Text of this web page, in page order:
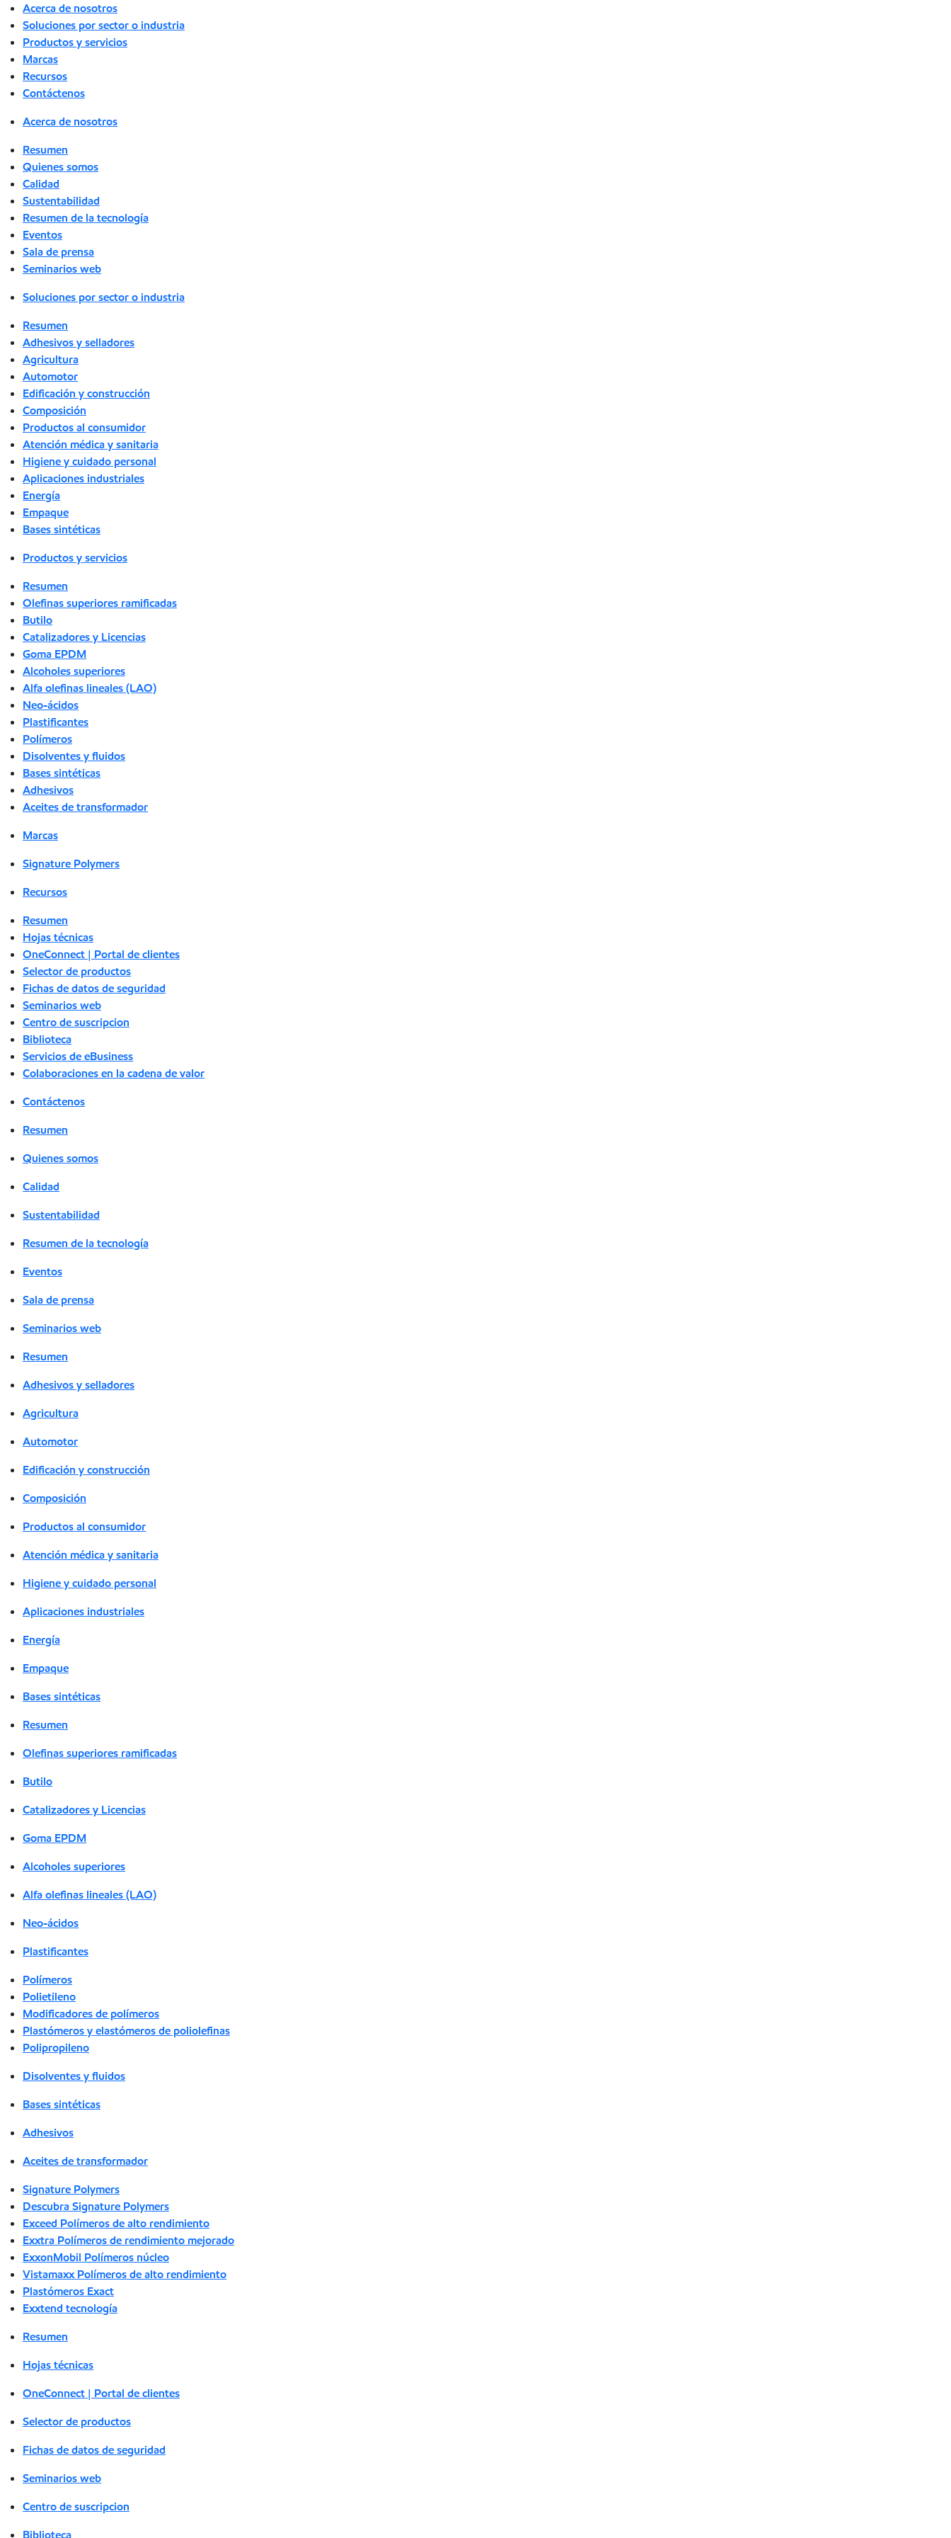
Acerca de nosotros
Soluciones por sector o industria
Productos y servicios
Marcas
Recursos
Contáctenos
Acerca de nosotros
Resumen
Quienes somos
Calidad
Sustentabilidad
Resumen de la tecnología
Eventos
Sala de prensa
Seminarios web
Soluciones por sector o industria
Resumen
Adhesivos y selladores
Agricultura
Automotor
Edificación y construcción
Composición
Productos al consumidor
Atención médica y sanitaria
Higiene y cuidado personal
Aplicaciones industriales
Energía
Empaque
Bases sintéticas
Productos y servicios
Resumen
Olefinas superiores ramificadas
Butilo
Catalizadores y Licencias
Goma EPDM
Alcoholes superiores
Alfa olefinas lineales (LAO)
Neo-ácidos
Plastificantes
Polímeros
Disolventes y fluidos
Bases sintéticas
Adhesivos
Aceites de transformador
Marcas
Signature Polymers
Recursos
Resumen
Hojas técnicas
OneConnect | Portal de clientes
Selector de productos
Fichas de datos de seguridad
Seminarios web
Centro de suscripcion
Biblioteca
Servicios de eBusiness
Colaboraciones en la cadena de valor
Contáctenos
Resumen
Quienes somos
Calidad
Sustentabilidad
Resumen de la tecnología
Eventos
Sala de prensa
Seminarios web
Resumen
Adhesivos y selladores
Agricultura
Automotor
Edificación y construcción
Composición
Productos al consumidor
Atención médica y sanitaria
Higiene y cuidado personal
Aplicaciones industriales
Energía
Empaque
Bases sintéticas
Resumen
Olefinas superiores ramificadas
Butilo
Catalizadores y Licencias
Goma EPDM
Alcoholes superiores
Alfa olefinas lineales (LAO)
Neo-ácidos
Plastificantes
Polímeros
Polietileno
Modificadores de polímeros
Plastómeros y elastómeros de poliolefinas
Polipropileno
Disolventes y fluidos
Bases sintéticas
Adhesivos
Aceites de transformador
Signature Polymers
Descubra Signature Polymers
Exceed Polímeros de alto rendimiento
Exxtra Polímeros de rendimiento mejorado
ExxonMobil Polímeros núcleo
Vistamaxx Polímeros de alto rendimiento
Plastómeros Exact
Exxtend tecnología
Resumen
Hojas técnicas
OneConnect | Portal de clientes
Selector de productos
Fichas de datos de seguridad
Seminarios web
Centro de suscripcion
Biblioteca